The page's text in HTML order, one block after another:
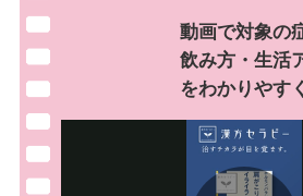
動画で対象の
飲み方・生活
をわかりやす